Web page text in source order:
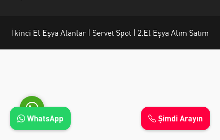
İkinci El Eşya Alanlar | Servet Spot | 2.El Eşya Alım Satım
Şimdi Arayın
WhatsApp